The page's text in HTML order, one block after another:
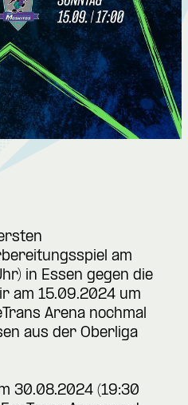
am
in Essen gegen die
am 15.09.2024 um
Arena nochmal
aus der Oberliga
30.08.2024 (19:30